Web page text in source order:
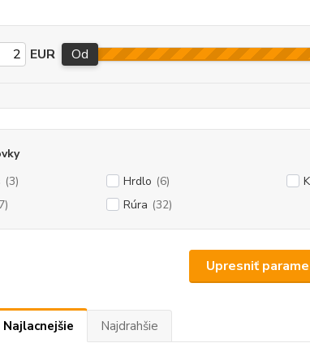
Upresniť
EUR Od
(3) Hrdlo (6)
Rúra (32)
Najlacnejšie Najdrahšie